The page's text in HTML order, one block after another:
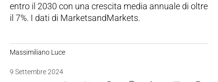
entro il 2030 con una crescita media annuale di oltre
il 7%. I dati di MarketsandMarkets.
Massimiliano Luce
9 Settembre 2024